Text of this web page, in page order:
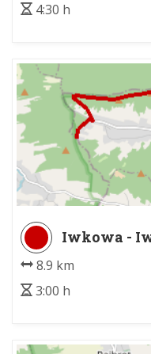
4:30 h
Iwkowa -
8.9 km
3:00 h